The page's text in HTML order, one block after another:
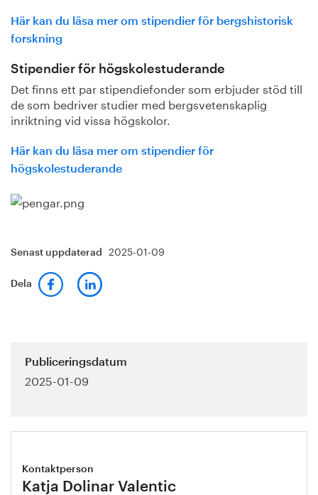
Här kan du läsa mer om stipendier för bergshistorisk
forskning
Stipendier för högskolestuderande
Det finns ett par stipendiefonder som erbjuder stöd till
de som bedriver studier med bergsvetenskaplig
inriktning vid vissa högskolor.
Här kan du läsa mer om stipendier för
högskolestuderande
Senast uppdaterad 2025-01-09
Dela
Publiceringsdatum
2025-01-09
Kontaktperson
Katja Dolinar Valentic